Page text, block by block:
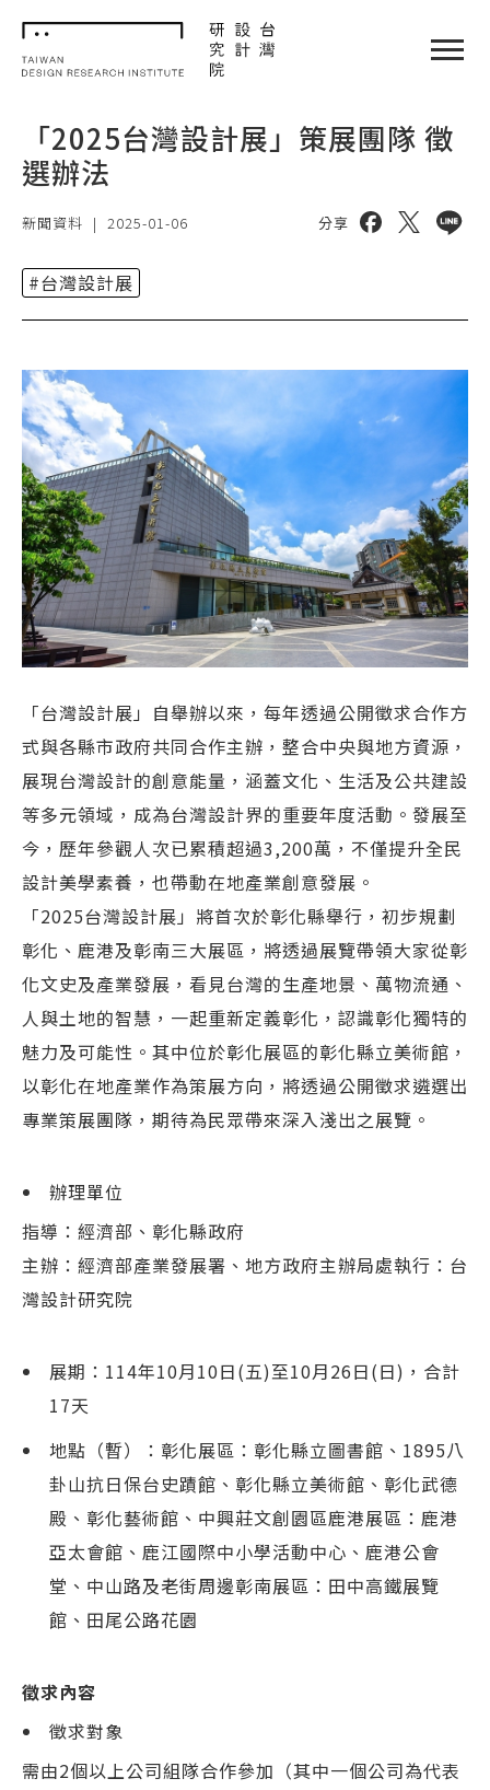
TDRI
單
「2025台灣設計展」策展團隊 徵
選辦法
新聞資料 | 2025-01-06 分享 分享到分享到
分享
#台灣設計展
「台灣設計展」自舉辦以來，每年透過公開徵求合作方
式與各縣市政府共同合作主辦，整合中央與地方資源，
展現台灣設計的創意能量，涵蓋文化、生活及公共建設
等多元領域，成為台灣設計界的重要年度活動。發展至
今，歷年參觀人次已累積超過3,200萬，不僅提升全民
設計美學素養，也帶動在地產業創意發展。
「2025台灣設計展」將首次於彰化縣舉行，初步規劃
彰化、鹿港及彰南三大展區，將透過展覽帶領大家從彰
化文史及產業發展，看見台灣的生產地景、萬物流通、
人與土地的智慧，一起重新定義彰化，認識彰化獨特的
魅力及可能性。其中位於彰化展區的彰化縣立美術館，
以彰化在地產業作為策展方向，將透過公開徵求遴選出
專業策展團隊，期待為民眾帶來深入淺出之展覽。
辦理單位
指導：經濟部、彰化縣政府
主辦：經濟部產業發展署、地方政府主辦局處執行：台
灣設計研究院
展期：114年10月10日(五)至10月26日(日)，合計
17天
地點（暫）： 彰化展區：彰化縣立圖書館、1895八
卦山抗日保台史蹟館、彰化縣立美術館、彰化武德
殿、彰化藝術館、中興莊文創園區鹿港展區：鹿港
亞太會館、鹿江國際中小學活動中心、鹿港公會
堂、中山路及老街周邊彰南展區：田中高鐵展覽
館、田尾公路花園
徵求內容
徵求對象
需由2個以上公司組隊合作參加（其中一個公司為代表